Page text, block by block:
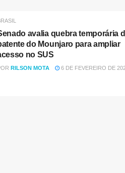
avalia quebra temporária
do Mounjaro para ampliar
no SUS
RILSON MOTA 6 DE FEVEREIRO DE